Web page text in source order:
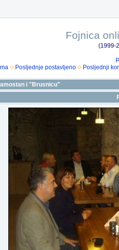
Fojnica
(1999-
Posljednje postavljeno Posljednji
i "Brusnicu"